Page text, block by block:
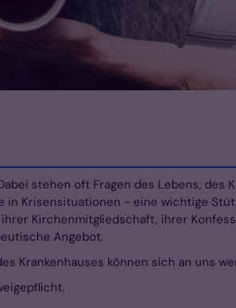
stehen oft Fragen des Lebens, des
in Krisensituationen - eine wichtige
Kirchenmitgliedschaft, ihrer
Angebot.
Krankenhauses können sich an uns